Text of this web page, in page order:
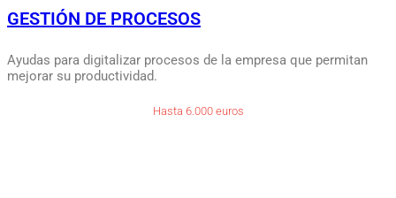
GESTIÓN DE PROCESOS
Ayudas para digitalizar procesos de la empresa que permitan
mejorar su productividad.
Hasta 6.000 euros